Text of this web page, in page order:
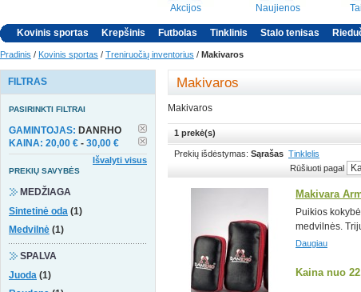
Akcijos Naujienos
Kovinis sportas Krepšinis Futbolas Tinklinis Stalo tenisas
Pradinis / Kovinis sportas / Treniruočių inventorius / Makivaros
Makivaros
Makivaros
1 prekė(s)
Prekių išdėstymas: Sąrašas Tinklelis
Rūšiuoti pagal
Makivara
Puikios
medvilnės.
Daugiau
Kaina nuo
FILTRAS
PASIRINKTI FILTRAI
GAMINTOJAS: DANRHO
KAINA: 20,00 € - 30,00 €
Išvalyti visus
PREKIŲ SAVYBĖS
MEDŽIAGA
Sintetinė oda (1)
Medvilnė (1)
SPALVA
Juoda (1)